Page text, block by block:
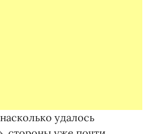
удалось